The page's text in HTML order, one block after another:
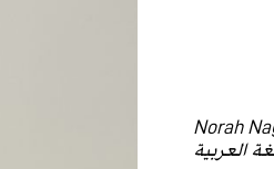
العربية